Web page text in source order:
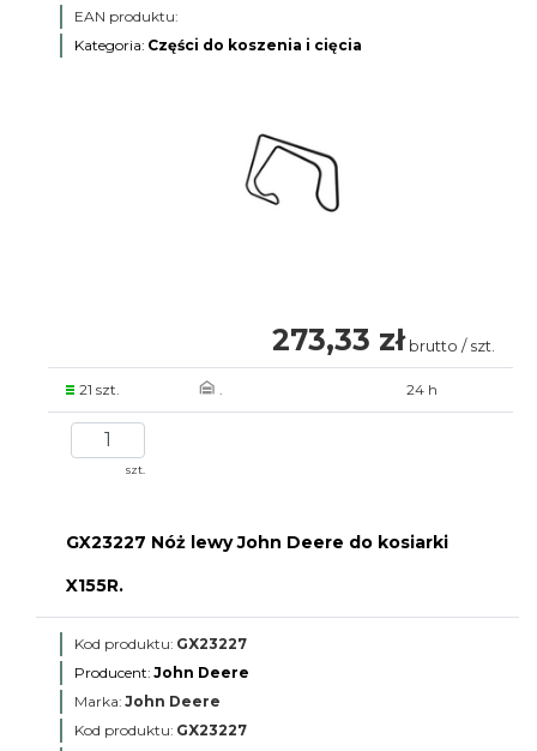
EAN produktu:
Kategoria: Części do koszenia i cięcia
273,33 zł brutto / szt.
21 szt. . 24 h
szt.
GX23227 Nóż lewy John Deere do kosiarki
X155R.
Kod produktu: GX23227
Producent: John Deere
Marka: John Deere
Kod produktu: GX23227